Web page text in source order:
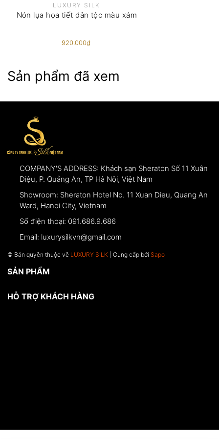
đã đặt trước đó.
Nếu khách hàng muốn trả lại sản phẩm cần có
LUXURY SILK
Nón lụa họa tiết dân tộc màu xám
920.000₫
Sản phẩm đã xem
COMPANY'S ADDRESS: Khách sạn Sheraton Số 11 Xuân
Diệu, P. Quảng An, TP Hà Nội, Việt Nam
Showroom: Sheraton Hotel No. 11 Xuan Dieu, Quang An
Ward, Hanoi City, Vietnam
Số điện thoại: 091.686.9.686
Email: luxurysilkvn@gmail.com
© Bản quyền thuộc về LUXURY SILK | Cung cấp bởi Sapo
SẢN PHẨM
HỖ TRỢ KHÁCH HÀNG